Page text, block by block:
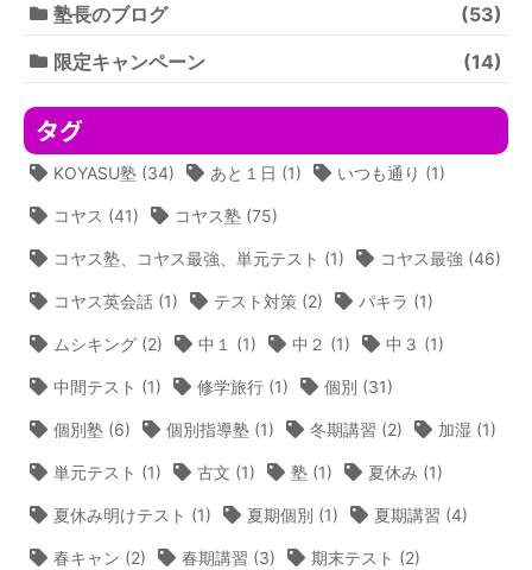
塾長のブログ
(53)
限定キャンペーン
(14)
タグ
KOYASU塾 (34) あと１日 (1) いつも通り (1)
コヤス (41) コヤス塾 (75)
コヤス塾、コヤス最強、単元テスト (1) コヤス最強 (46)
コヤス英会話 (1) テスト対策 (2) パキラ (1)
ムシキング (2) 中１ (1) 中２ (1) 中３ (1)
中間テスト (1) 修学旅行 (1) 個別 (31)
個別塾 (6) 個別指導塾 (1) 冬期講習 (2) 加湿 (1)
単元テスト (1) 古文 (1) 塾 (1) 夏休み (1)
夏休み明けテスト (1) 夏期個別 (1) 夏期講習 (4)
春キャン (2) 春期講習 (3) 期末テスト (2)